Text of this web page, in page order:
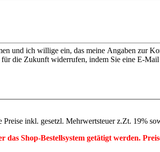
und ich willige ein, das meine Angaben zur
die Zukunft widerrufen, indem Sie eine E-Mail
inkl. gesetzl. Mehrwertsteuer z.Zt. 19%
Shop-Bestellsystem getätigt werden.